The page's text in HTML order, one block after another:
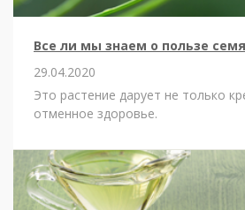
Все ли мы знаем о пользе
29.04.2020
Это растение дарует не только
отменное здоровье.